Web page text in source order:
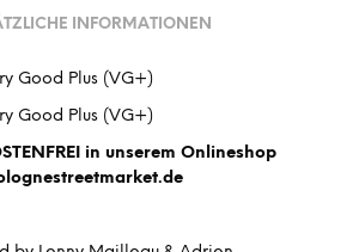
INFORMATIONEN
Good Plus (VG+)
Good Plus (VG+)
in unserem Onlineshop